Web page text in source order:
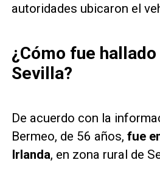
autoridades ubicaron el
¿Cómo fue
Sevilla?
De acuerdo con la
Bermeo, de 56 años, fue
Irlanda, en zona rural de